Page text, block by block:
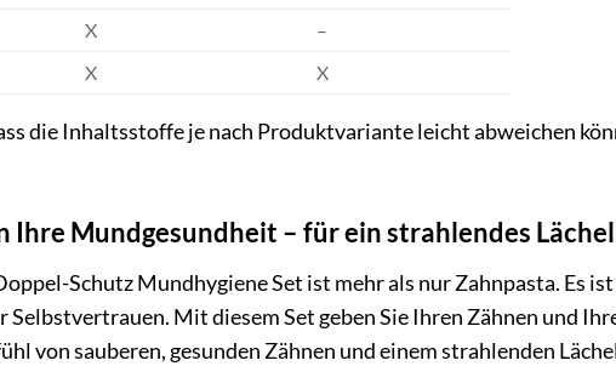
X
–
X X
die Inhaltsstoffe je nach Produktvariante leicht abweichen
Ihre Mundgesundheit – für ein strahlendes
Schutz Mundhygiene Set ist mehr als nur Zahnpasta. Es
Mit diesem Set geben Sie Ihren Zähnen und
von sauberen, gesunden Zähnen und einem strahlenden